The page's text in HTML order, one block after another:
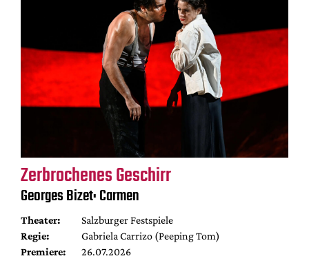
Zerbrochenes Geschirr
Georges Bizet: Carmen
Theater:
Salzburger Festspiele
Regie:
Gabriela Carrizo (Peeping Tom)
Premiere:
26.07.2026